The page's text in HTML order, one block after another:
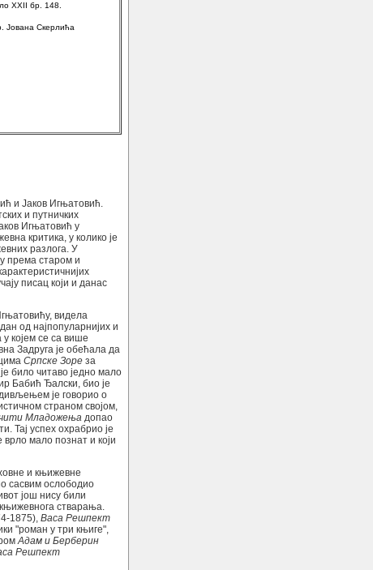
XXII бр. 148.
Јована Скерлића
и Јаков Игњатовић.
и путничких
Игњатовић у
критика, у колико је
разлога. У
према старом и
писац који и данас
видела
од најпопуларнијих и
којем се са више
Задруга је обећала да
Српске Зоре за
било читаво једно мало
Бабић Ђалски, био је
је говорио о
страном својом,
Младожења допао
Тај успех охрабрио је
врло мало познат и који
и књижевне
сасвим ослободио
још нису били
стварања.
1875), Васа Решпект
"роман у три књиге",
Адам и Берберин
Решпект